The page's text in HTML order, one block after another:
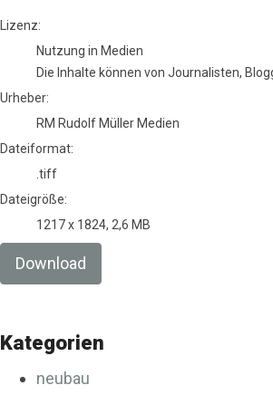
RM Rudolf Müller Medien
Lizenz:
Nutzung in Medien
Die Inhalte können von Journalisten,
Urheber:
RM Rudolf Müller Medien
Dateiformat:
.tiff
Dateigröße:
1217 x 1824, 2,6 MB
Download
Kategorien
neubau